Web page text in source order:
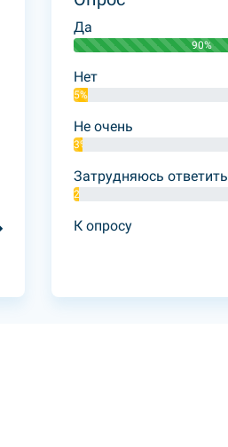
Да
90%
Нет
5%
Не очень
3%
Затрудняюсь ответить
2%
К опросу